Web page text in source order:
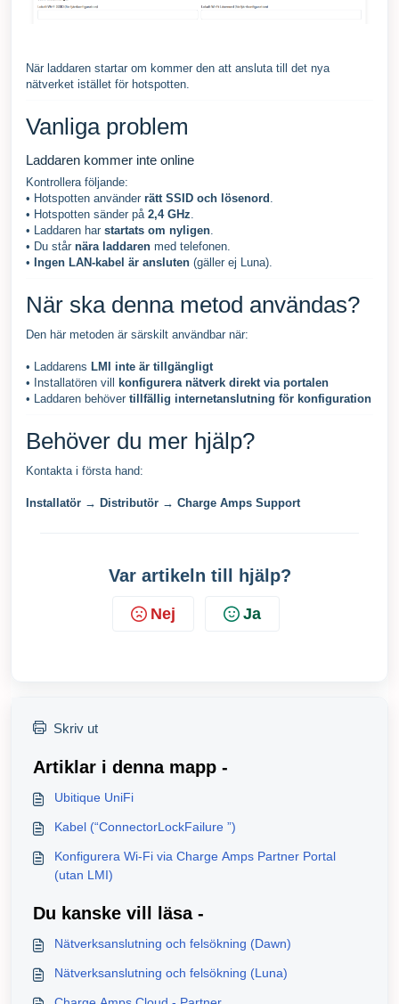
När laddaren startar om kommer den att ansluta till det nya
nätverket istället för hotspotten.
Vanliga problem
Laddaren kommer inte online
Kontrollera följande:
• Hotspotten använder rätt SSID och lösenord .
• Hotspotten sänder på 2,4 GHz.
• Laddaren har startats om nyligen.
• Du står nära laddaren med telefonen.
• Ingen LAN-kabel är ansluten (gäller ej Luna).
När ska denna metod användas?
Den här metoden är särskilt användbar när:
• Laddarens LMI inte är tillgängligt
• Installatören vill
konfigurera nätverk direkt via portalen
• Laddaren behöver tillfällig internetanslutning för konfiguration
Behöver du mer hjälp?
Kontakta i första hand:
Installatör → Distributör → Charge Amps Support
Var artikeln till hjälp?
Nej Ja
Skriv ut
Artiklar i denna mapp -
Ubitique UniFi
Kabel (“ConnectorLockFailure ”)
Konfigurera Wi-Fi via Charge Amps Partner Portal
(utan LMI)
Du kanske vill läsa -
Nätverksanslutning och felsökning (Dawn)
Nätverksanslutning och felsökning (Luna)